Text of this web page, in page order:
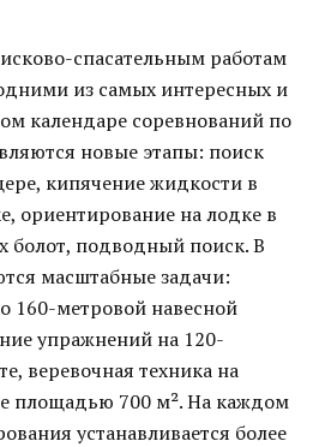
спасательным работам
из самых интересных и
календаре соревнований по
новые этапы: поиск
кипячение жидкости в
ориентирование на лодке в
болот, подводный поиск. В
масштабные задачи:
160-метровой навесной
упражнений на 120-
веревочная техника на
площадью 700 м². На каждом
устанавливается более